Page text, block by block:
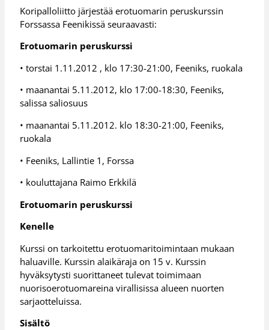
Koripalloliitto järjestää erotuomarin peruskurssin
Forssassa Feenikissä seuraavasti:
Erotuomarin peruskurssi
• torstai 1.11.2012 , klo 17:30-21:00, Feeniks, ruokala
• maanantai 5.11.2012, klo 17:00-18:30, Feeniks,
salissa saliosuus
• maanantai 5.11.2012. klo 18:30-21:00, Feeniks,
ruokala
• Feeniks, Lallintie 1, Forssa
• kouluttajana Raimo Erkkilä
Erotuomarin peruskurssi
Kenelle
Kurssi on tarkoitettu erotuomaritoimintaan mukaan
haluaville. Kurssin alaikäraja on 15 v. Kurssin
hyväksytysti suorittaneet tulevat toimimaan
nuorisoerotuomareina virallisissa alueen nuorten
sarjaotteluissa.
Sisältö